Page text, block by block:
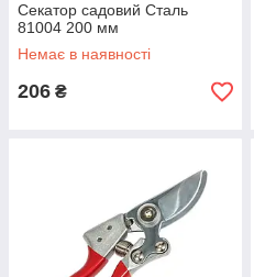
Секатор садовий Сталь
81004 200 мм
Немає в наявності
206 ₴